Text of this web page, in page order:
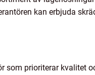
kan erbjuda
som prioriterar kvalitet